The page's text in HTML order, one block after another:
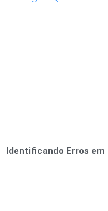
Identificando Erros em